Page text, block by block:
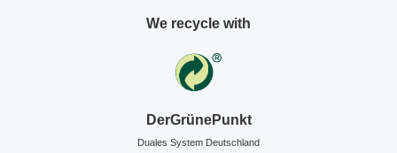
We recycle with
DerGrünePunkt
Duales System Deutschland